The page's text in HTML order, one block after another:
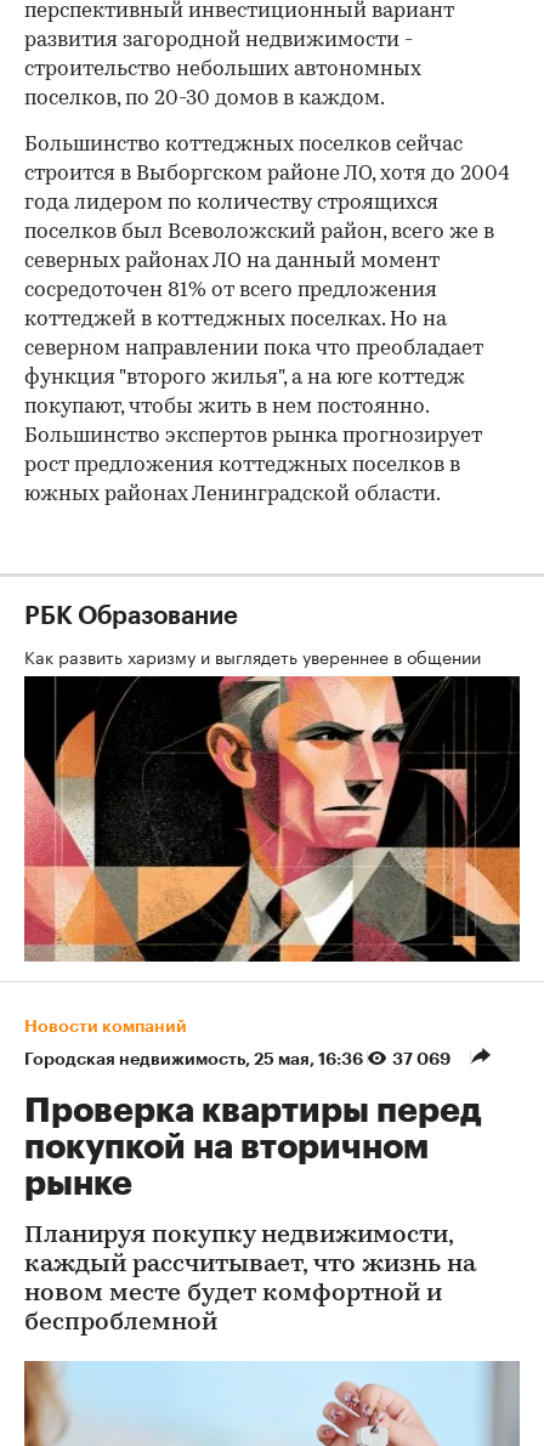
перспективный инвестиционный вариант
развития загородной недвижимости -
строительство небольших автономных
поселков, по 20-30 домов в каждом.
Большинство коттеджных поселков сейчас
строится в Выборгском районе ЛО, хотя до 2004
года лидером по количеству строящихся
поселков был Всеволожский район, всего же в
северных районах ЛО на данный момент
сосредоточен 81% от всего предложения
коттеджей в коттеджных поселках. Но на
северном направлении пока что преобладает
функция "второго жилья", а на юге коттедж
покупают, чтобы жить в нем постоянно.
Большинство экспертов рынка прогнозирует
рост предложения коттеджных поселков в
южных районах Ленинградской области.
РБК Образование
Как развить харизму и выглядеть увереннее в общении
Новости компаний
Городская недвижимость⁠, 25 мая, 16:36 37 069
Проверка квартиры перед
покупкой на вторичном
рынке
Планируя покупку недвижимости,
каждый рассчитывает, что жизнь на
новом месте будет комфортной и
беспроблемной